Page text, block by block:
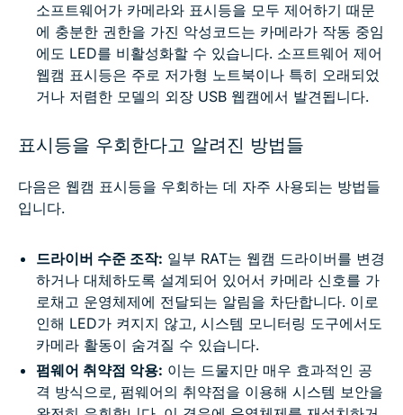
소프트웨어가 카메라와 표시등을 모두 제어하기 때문
에 충분한 권한을 가진 악성코드는 카메라가 작동 중임
에도 LED를 비활성화할 수 있습니다. 소프트웨어 제어
웹캠 표시등은 주로 저가형 노트북이나 특히 오래되었
거나 저렴한 모델의 외장 USB 웹캠에서 발견됩니다.
표시등을 우회한다고 알려진 방법들
다음은 웹캠 표시등을 우회하는 데 자주 사용되는 방법들
입니다.
드라이버 수준 조작: 일부 RAT는 웹캠 드라이버를 변경
하거나 대체하도록 설계되어 있어서 카메라 신호를 가
로채고 운영체제에 전달되는 알림을 차단합니다. 이로
인해 LED가 켜지지 않고, 시스템 모니터링 도구에서도
카메라 활동이 숨겨질 수 있습니다.
펌웨어 취약점 악용: 이는 드물지만 매우 효과적인 공
격 방식으로, 펌웨어의 취약점을 이용해 시스템 보안을